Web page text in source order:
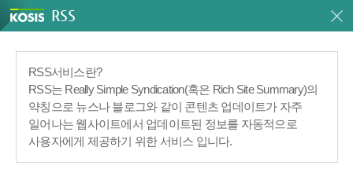
RSS
RSS서비스란?
RSS는 Really Simple Syndication(혹은 Rich Site Summary)의
약칭으로 뉴스나 블로그와 같이 콘텐츠 업데이트가 자주
일어나는 웹사이트에서 업데이트된 정보를 자동적으로
사용자에게 제공하기 위한 서비스 입니다.